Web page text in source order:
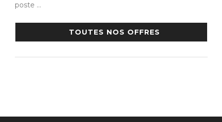
poste …
TOUTES NOS OFFRES